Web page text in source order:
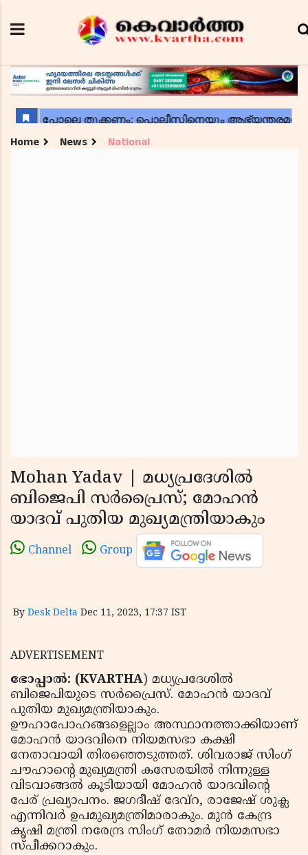
Home News National
Mohan Yadav | മധ്യപ്രദേശിൽ
ബിജെപി സർപ്രൈസ്; മോഹൻ
യാദവ് പുതിയ മുഖ്യമന്ത്രിയാകും
Channel Group
By Desk Delta Dec 11, 2023, 17:37 IST
ADVERTISEMENT
ഭോപ്പാൽ: (KVARTHA) മധ്യപ്രദേശിൽ
ബിജെപിയുടെ സർപ്രൈസ്. മോഹൻ യാദവ്
പുതിയ മുഖ്യമന്ത്രിയാകും.
ഊഹാപോഹങ്ങളെല്ലാം അസ്ഥാനത്താക്കിയാണ്
മോഹൻ യാദവിനെ നിയമസഭാ കക്ഷി
നേതാവായി തിരഞ്ഞെടുത്തത്. ശിവരാജ് സിംഗ്
ചൗഹാന്റെ മുഖ്യമന്ത്രി കസേരയിൽ നിന്നുള്ള
വിടവാങ്ങൽ കൂടിയായി മോഹൻ യാദവിന്റെ
പേര് പ്രഖ്യാപനം. ജഗദീഷ് ദേവ്‌റ, രാജേഷ് ശുക്ല
എന്നിവർ ഉപമുഖ്യമന്ത്രിമാരാകും. മുൻ കേന്ദ്ര
കൃഷി മന്ത്രി നരേന്ദ്ര സിംഗ് തോമർ നിയമസഭാ
സ്പീക്കറാകും.